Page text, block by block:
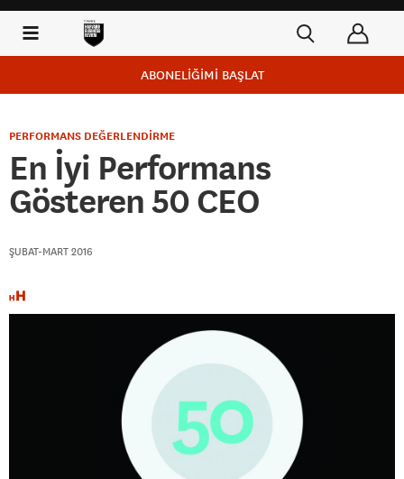
ABONELİĞİMİ BAŞLAT
PERFORMANS DEĞERLENDİRME
En İyi Performans
Gösteren 50 CEO
ŞUBAT-MART 2016